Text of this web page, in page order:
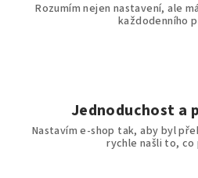
Rozumím nejen nastavení, ale
každodenního
Jednoduchost a
Nastavím e-shop tak, aby byl
rychle našli to,